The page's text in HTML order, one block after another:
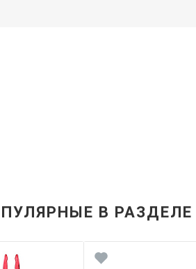
В РАЗДЕЛЕ